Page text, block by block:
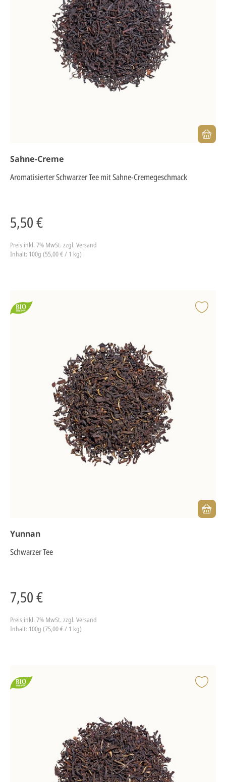
Sahne-Creme
Aromatisierter Schwarzer Tee mit Sahne-Cremegeschmack
5,50 €
Preis inkl. 7% MwSt. zzgl. Versand
Inhalt: 100g (55,00 € / 1 kg)
Yunnan
Schwarzer Tee
7,50 €
Preis inkl. 7% MwSt. zzgl. Versand
Inhalt: 100g (75,00 € / 1 kg)